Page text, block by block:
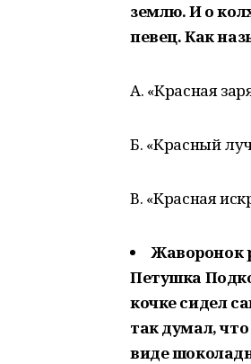
землю. И о
певец. Как
А. «Красная
Б. «Красный
В. «Красная
Жаворонок
Петушка
кочке сидел
так думал,
виде